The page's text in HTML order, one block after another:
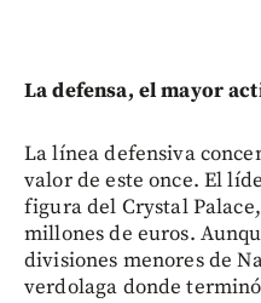
La defensa, el mayor
La línea defensiva
valor de este once. El
figura del Crystal
millones de euros.
divisiones menores de
verdolaga donde